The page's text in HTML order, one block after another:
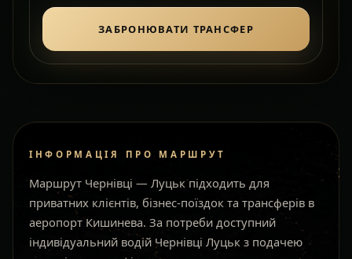
ЗАБРОНЮВАТИ ТРАНСФЕР
ІНФОРМАЦІЯ ПРО МАРШРУТ
Маршрут Чернівці — Луцьк підходить для
приватних клієнтів, бізнес-поїздок та трансферів в
аеропорт Кишинева. За потреби доступний
індивідуальний водій Чернівці Луцьк з подачею